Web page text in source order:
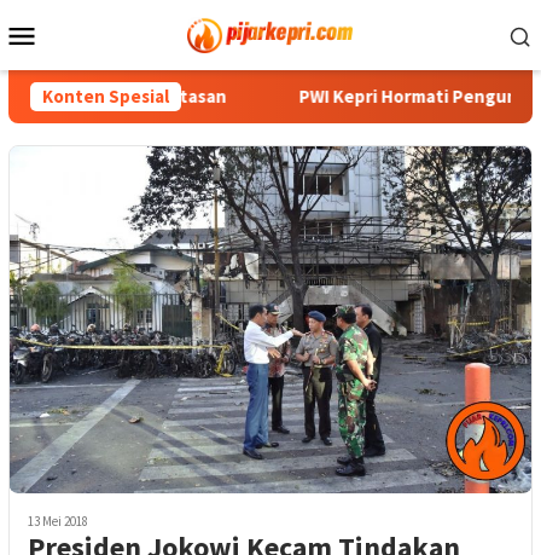
ke
Mobile
Konten Spesial
di Perbatasan PWI Kepri Hormati Pengunduran
13 Mei 2018
Presiden Jokowi Kecam Tindakan